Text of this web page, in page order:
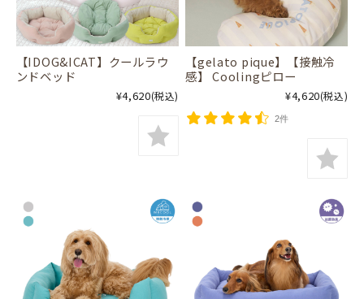
【IDOG&ICAT】クールラウ
ンドベッド
¥4,620(税込)
【gelato pique】【接触冷
感】 Coolingピロー
¥4,620(税込)
2件